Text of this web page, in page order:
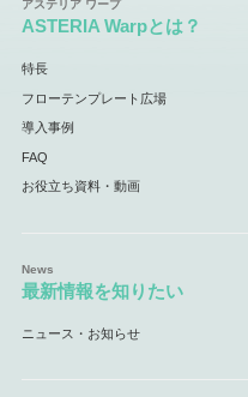
ASTERIA Warpとは？
特長
フローテンプレート広場
導入事例
FAQ
お役立ち資料・動画
最新情報を知りたい
ニュース・お知らせ